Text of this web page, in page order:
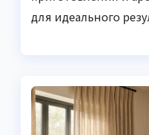
для идеального